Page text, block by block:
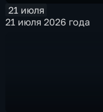
21 июля
21 июля 2026 года